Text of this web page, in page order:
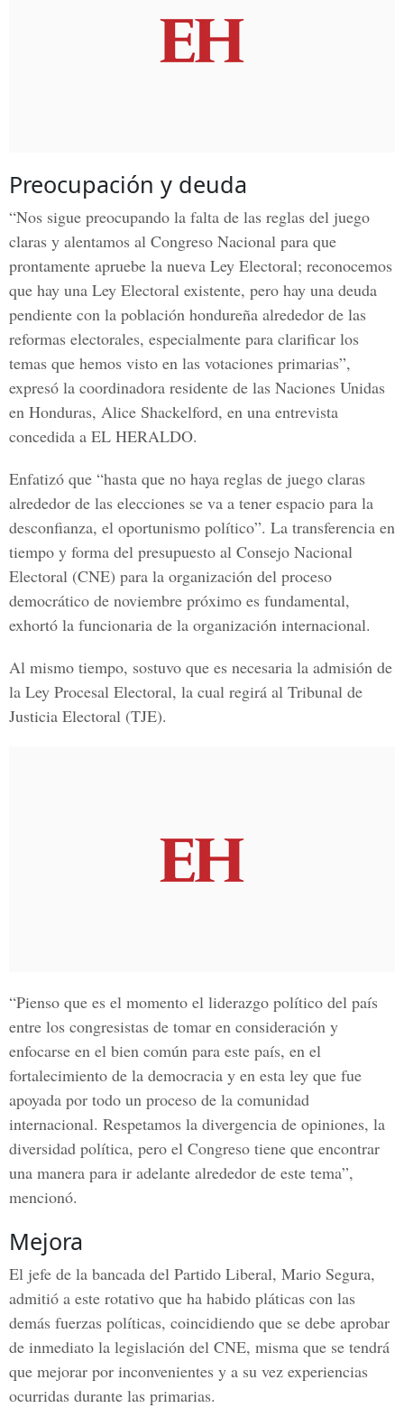
Preocupación y deuda
“Nos sigue preocupando la falta de las reglas del juego
claras y alentamos al Congreso Nacional para que
prontamente apruebe la nueva Ley Electoral; reconocemos
que hay una Ley Electoral existente, pero hay una deuda
pendiente con la población hondureña alrededor de las
reformas electorales, especialmente para clarificar los
temas que hemos visto en las votaciones primarias”,
expresó la coordinadora residente de las Naciones Unidas
en Honduras, Alice Shackelford, en una entrevista
concedida a EL HERALDO.
Enfatizó que “hasta que no haya reglas de juego claras
alrededor de las elecciones se va a tener espacio para la
desconfianza, el oportunismo político”. La transferencia en
tiempo y forma del presupuesto al Consejo Nacional
Electoral (CNE) para la organización del proceso
democrático de noviembre próximo es fundamental,
exhortó la funcionaria de la organización internacional.
Al mismo tiempo, sostuvo que es necesaria la admisión de
la Ley Procesal Electoral, la cual regirá al Tribunal de
Justicia Electoral (TJE).
“Pienso que es el momento el liderazgo político del país
entre los congresistas de tomar en consideración y
enfocarse en el bien común para este país, en el
fortalecimiento de la democracia y en esta ley que fue
apoyada por todo un proceso de la comunidad
internacional. Respetamos la divergencia de opiniones, la
diversidad política, pero el Congreso tiene que encontrar
una manera para ir adelante alrededor de este tema”,
mencionó.
Mejora
El jefe de la bancada del Partido Liberal, Mario Segura,
admitió a este rotativo que ha habido pláticas con las
demás fuerzas políticas, coincidiendo que se debe aprobar
de inmediato la legislación del CNE, misma que se tendrá
que mejorar por inconvenientes y a su vez experiencias
ocurridas durante las primarias.